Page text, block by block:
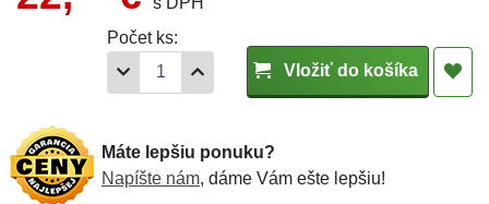
Počet ks:
Vložiť do košíka
Máte lepšiu ponuku?
Napíšte nám, dáme Vám ešte lepšiu!